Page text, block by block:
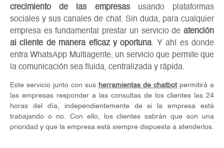
crecimiento de las empresasusando plataformas
sociales y sus canales de chat. Sin duda, para cualquier
empresa es fundamental prestar un servicio de atención
al cliente de manera eficaz y oportuna. Y ahí es donde
entra WhatsApp Multiagente, un servicio que permite que
la comunicación sea fluida, centralizada y rápida.
Este servicio junto con sus herramientas de chatbot permitirá a
las empresas responder a las consultas de los clientes las 24
horas del día, independientemente de si la empresa está
trabajando o no. Con ello, los clientes sabrán que son una
prioridad y que la empresa está siempre dispuesta a atenderlos.